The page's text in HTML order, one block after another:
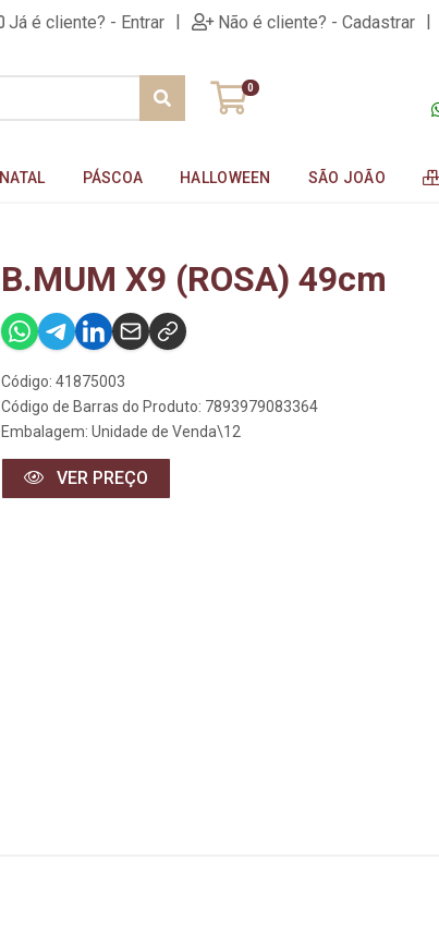
Já é cliente? - Entrar | Não é cliente? - Cadastrar |
0
NATAL PÁSCOA HALLOWEEN SÃO JOÃO
B.MUM X9 (ROSA) 49cm
Código: 41875003
Código de Barras do Produto: 7893979083364
Embalagem: Unidade de Venda\12
VER PREÇO